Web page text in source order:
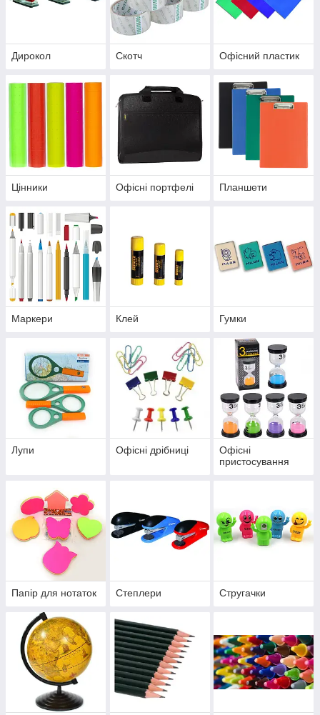
Дирокол Скотч Офісний пластик
Цінники Офісні портфелі Планшети
Маркери Клей Гумки
Лупи Офісні дрібниці
Офісні
пристосування
Папір для нотаток Степлери Стругачки